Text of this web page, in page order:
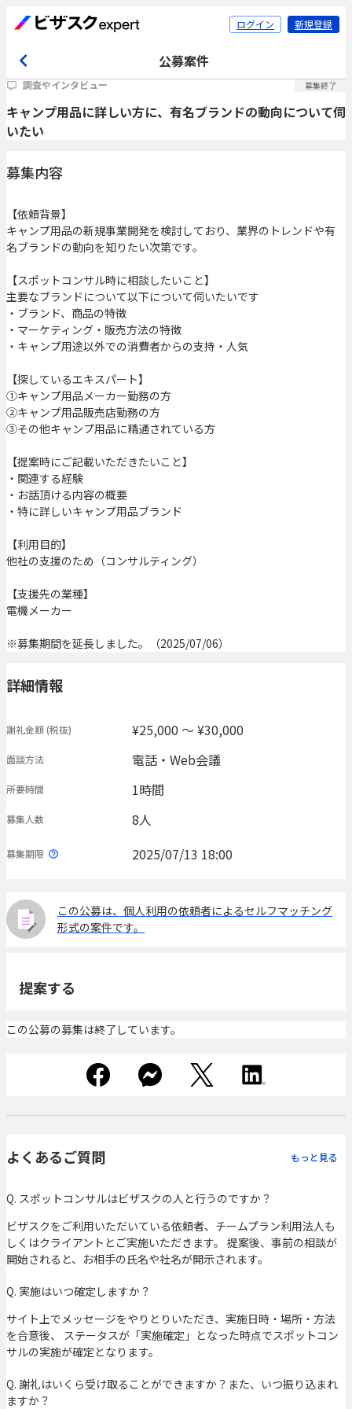
ログイン 新規登録
公募案件
調査やインタビュー 募集終了
キャンプ用品に詳しい方に、有名ブランドの動向について伺
いたい
募集内容
【依頼背景】
キャンプ用品の新規事業開発を検討しており、業界のトレンドや有
名ブランドの動向を知りたい次第です。
【スポットコンサル時に相談したいこと】
主要なブランドについて以下について伺いたいです
・ブランド、商品の特徴
・マーケティング・販売方法の特徴
・キャンプ用途以外での消費者からの支持・人気
【探しているエキスパート】
①キャンプ用品メーカー勤務の方
②キャンプ用品販売店勤務の方
③その他キャンプ用品に精通されている方
【提案時にご記載いただきたいこと】
・関連する経験
・お話頂ける内容の概要
・特に詳しいキャンプ用品ブランド
【利用目的】
他社の支援のため（コンサルティング）
【支援先の業種】
電機メーカー
※募集期間を延長しました。（2025/07/06）
詳細情報
謝礼金額(税抜) ¥25,000 〜 ¥30,000
面談方法 電話・Web会議
所要時間 1時間
募集人数 8人
募集期限 2025/07/13 18:00
この公募は、個人利用の依頼者によるセルフマッチング
形式の案件です。
提案する
この公募の募集は終了しています。
よくあるご質問 もっと見る
Q. スポットコンサルはビザスクの人と行うのですか？
ビザスクをご利用いただいている依頼者、チームプラン利用法人も
しくはクライアントとご実施いただきます。 提案後、事前の相談が
開始されると、お相手の氏名や社名が開示されます。
Q. 実施はいつ確定しますか？
サイト上でメッセージをやりとりいただき、実施日時・場所・方法
を合意後、 ステータスが「実施確定」となった時点でスポットコン
サルの実施が確定となります。
Q. 謝礼はいくら受け取ることができますか？また、いつ振り込まれ
ますか？